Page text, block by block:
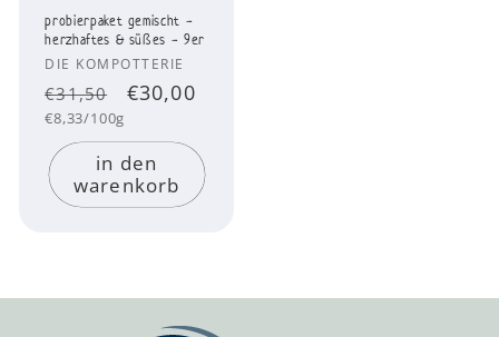
probierpaket gemischt -
herzhaftes & süßes - 9er
Anbieter:
DIE KOMPOTTERIE
Normaler
Preis
€31,50 verkaufspreis
€30,00
Grundpreis
€8,33/100g
in den
warenkorb